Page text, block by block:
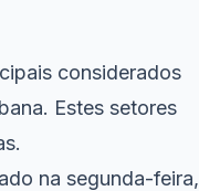
considerados
Estes setores
na segunda-feira,